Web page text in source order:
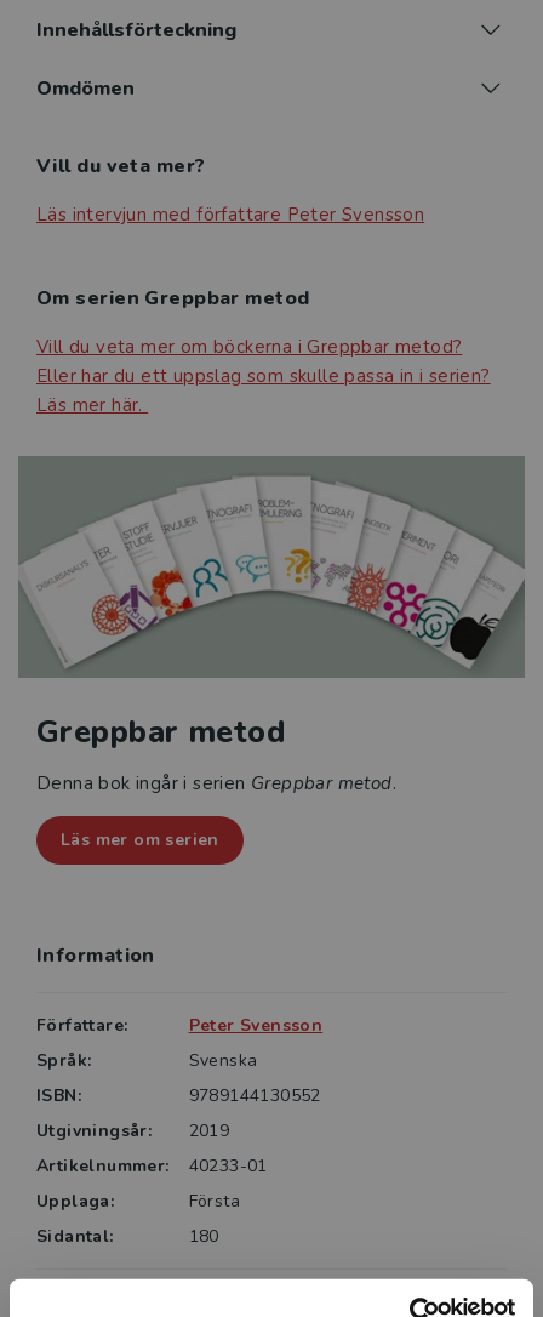
forskare kan arbeta med diskursanalys som en
forskningsprojekt. Greppbar metod är en serie böcker
forskare. För dig som är nyfiken. På nya
tillvägagångssätt och gamla beprövade metoder. På
nya insikter om samhället och hur man kan göra det
Innehållsförteckning
Omdömen
Vill du veta mer?
Läs intervjun med författare Peter Svensson
Om serien Greppbar metod
Vill du veta mer om böckerna i Greppbar metod?
Eller har du ett uppslag som skulle passa in i serien?
Läs mer här.
Greppbar metod
Denna bok ingår i serien Greppbar metod.
Läs mer om serien
Information
Författare:
Peter Svensson
Språk:
Svenska
ISBN:
9789144130552
Utgivningsår:
2019
Artikelnummer:
40233-01
Upplaga:
Första
Sidantal:
180